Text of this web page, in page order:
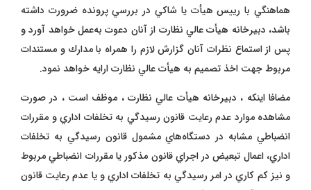
هماهنگي با رييس هيأ‌ت يا شاكي در بررسي پرو‌نده ضرو‌رت داشته
باشد، دبيرخانه هيأت‌ عالي نظارت از آنان دعوت به‌عمل خواهد آو‌رد و
پس از استماع نظرات آنان گزارش لازم را همراه با مدارك و مستندات
مربوط جهت اخذ تصميم به هيأت‌ عالي نظارت ارايه خواهد نمود.
مضافا اینکه ، دبيرخانه هيأت‌ عالي نظارت ، موظف است ، در صورت
مشاهده موارد عدم رعايت قانون رسيدگي به تخلفات اداري و مقررات
انضباطي مشابه در دستگاه‌هاي مشمول قانون رسيدگي به تخلفات
اداري، اعمال تبعيض در اجراي قانون مذكور يا مقررات انضباطي مربوط
و نيز كم‌ كاري در امر رسيدگي به تخلفات اداري و يا عدم رعايت قانون